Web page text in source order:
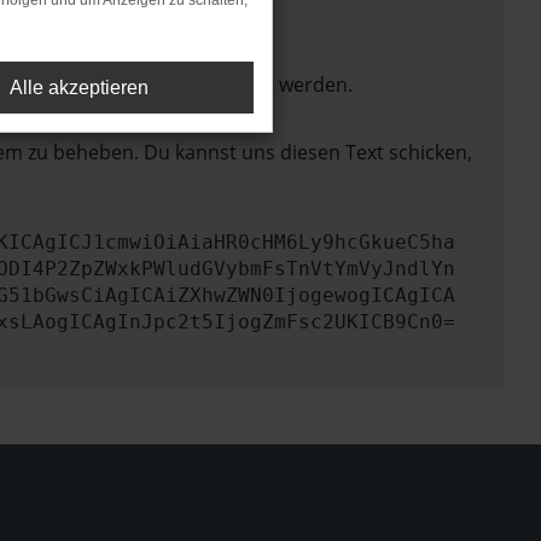
nicht mehr unterstützt werden.
zu beheben. Du kannst uns diesen Text schicken,
Alle akzeptieren